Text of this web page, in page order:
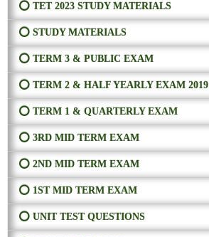
⭕ TET 2023 STUDY MATERIALS
⭕ STUDY MATERIALS
⭕ TERM 3 & PUBLIC EXAM
⭕ TERM 2 & HALF YEARLY EXAM 2019
⭕ TERM 1 & QUARTERLY EXAM
⭕ 3RD MID TERM EXAM
⭕ 2ND MID TERM EXAM
⭕ 1ST MID TERM EXAM
⭕ UNIT TEST QUESTIONS